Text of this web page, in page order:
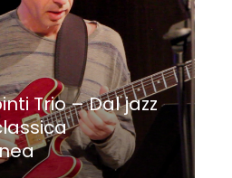
Trio – Dal jazz